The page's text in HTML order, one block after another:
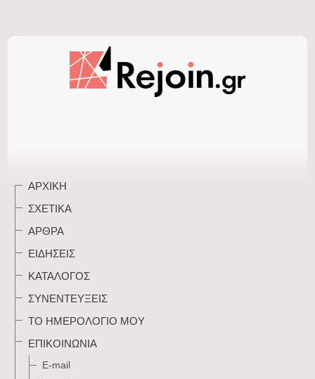
ΑΡΧΙΚΉ
ΣΧΕΤΙΚΆ
ΆΡΘΡΑ
ΕΙΔΉΣΕΙΣ
ΚΑΤΆΛΟΓΟΣ
ΣΥΝΕΝΤΕΎΞΕΙΣ
ΤΟ ΗΜΕΡΟΛΌΓΙΌ ΜΟΥ
ΕΠΙΚΟΙΝΩΝΊΑ
E-mail